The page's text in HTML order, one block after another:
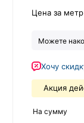
Цена за метр
Можете
Хочу
Акция
На сумму